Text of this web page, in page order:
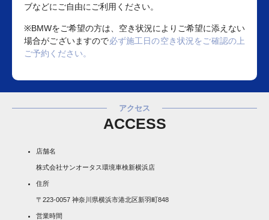
ブなどにご自由にご利用ください。
※BMWをご希望の方は、空き状況によりご希望に添えない
場合がございますので必ず施工日の空き状況をご確認の上
ご予約ください。
アクセス
ACCESS
店舗名
株式会社サンオータス環境車検新横浜店
住所
〒223-0057 神奈川県横浜市港北区新羽町848
営業時間